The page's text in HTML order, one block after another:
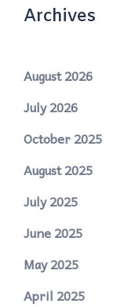
Archives
August 2026
July 2026
October 2025
August 2025
July 2025
June 2025
May 2025
April 2025